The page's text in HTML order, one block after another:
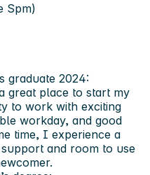
Spm)
graduate 2024:
great place to start my
to work with exciting
workday, and good
time, I experience a
and room to use